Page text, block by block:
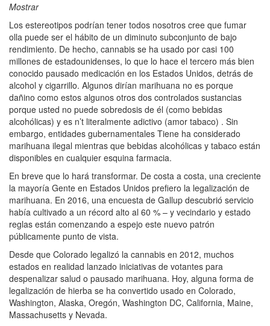
Mostrar
Los estereotipos podrían tener todos nosotros cree que fumar
olla puede ser el hábito de un diminuto subconjunto de bajo
rendimiento. De hecho, cannabis se ha usado por casi 100
millones de estadounidenses, lo que lo hace el tercero más bien
conocido pausado medicación en los Estados Unidos, detrás de
alcohol y cigarrillo. Algunos dirían marihuana no es porque
dañino como estos algunos otros dos controlados sustancias
porque usted no puede sobredosis de él (como bebidas
alcohólicas) y es n’t literalmente adictivo (amor tabaco) . Sin
embargo, entidades gubernamentales Tiene ha considerado
marihuana ilegal mientras que bebidas alcohólicas y tabaco están
disponibles en cualquier esquina farmacia.
En breve que lo hará transformar. De costa a costa, una creciente
la mayoría Gente en Estados Unidos prefiero la legalización de
marihuana. En 2016, una encuesta de Gallup descubrió servicio
había cultivado a un récord alto al 60 % – y vecindario y estado
reglas están comenzando a espejo este nuevo patrón
públicamente punto de vista.
Desde que Colorado legalizó la cannabis en 2012, muchos
estados en realidad lanzado iniciativas de votantes para
despenalizar salud o pausado marihuana. Hoy, alguna forma de
legalización de hierba se ha convertido usado en Colorado,
Washington, Alaska, Oregón, Washington DC, California, Maine,
Massachusetts y Nevada.